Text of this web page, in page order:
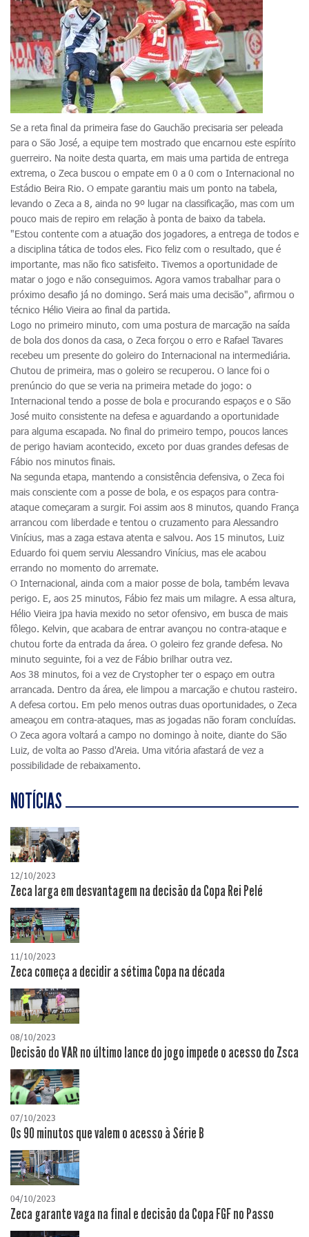
Se a reta final da primeira fase do Gauchão precisaria ser peleada
para o São José, a equipe tem mostrado que encarnou este espírito
guerreiro. Na noite desta quarta, em mais uma partida de entrega
extrema, o Zeca buscou o empate em 0 a 0 com o Internacional no
Estádio Beira Rio. O empate garantiu mais um ponto na tabela,
levando o Zeca a 8, ainda no 9º lugar na classificação, mas com um
pouco mais de repiro em relação à ponta de baixo da tabela.
"Estou contente com a atuação dos jogadores, a entrega de todos e
a disciplina tática de todos eles. Fico feliz com o resultado, que é
importante, mas não fico satisfeito. Tivemos a oportunidade de
matar o jogo e não conseguimos. Agora vamos trabalhar para o
próximo desafio já no domingo. Será mais uma decisão", afirmou o
técnico Hélio Vieira ao final da partida.
Logo no primeiro minuto, com uma postura de marcação na saída
de bola dos donos da casa, o Zeca forçou o erro e Rafael Tavares
recebeu um presente do goleiro do Internacional na intermediária.
Chutou de primeira, mas o goleiro se recuperou. O lance foi o
prenúncio do que se veria na primeira metade do jogo: o
Internacional tendo a posse de bola e procurando espaços e o São
José muito consistente na defesa e aguardando a oportunidade
para alguma escapada. No final do primeiro tempo, poucos lances
de perigo haviam acontecido, exceto por duas grandes defesas de
Fábio nos minutos finais.
Na segunda etapa, mantendo a consistência defensiva, o Zeca foi
mais consciente com a posse de bola, e os espaços para contra-
ataque começaram a surgir. Foi assim aos 8 minutos, quando França
arrancou com liberdade e tentou o cruzamento para Alessandro
Vinícius, mas a zaga estava atenta e salvou. Aos 15 minutos, Luiz
Eduardo foi quem serviu Alessandro Vinícius, mas ele acabou
errando no momento do arremate.
O Internacional, ainda com a maior posse de bola, também levava
perigo. E, aos 25 minutos, Fábio fez mais um milagre. A essa altura,
Hélio Vieira jpa havia mexido no setor ofensivo, em busca de mais
fôlego. Kelvin, que acabara de entrar avançou no contra-ataque e
chutou forte da entrada da área. O goleiro fez grande defesa. No
minuto seguinte, foi a vez de Fábio brilhar outra vez.
Aos 38 minutos, foi a vez de Crystopher ter o espaço em outra
arrancada. Dentro da área, ele limpou a marcação e chutou rasteiro.
A defesa cortou. Em pelo menos outras duas oportunidades, o Zeca
ameaçou em contra-ataques, mas as jogadas não foram concluídas.
O Zeca agora voltará a campo no domingo à noite, diante do São
Luiz, de volta ao Passo d'Areia. Uma vitória afastará de vez a
possibilidade de rebaixamento.
NOTÍCIAS
12/10/2023
Zeca larga em desvantagem na decisão da Copa Rei Pelé
11/10/2023
Zeca começa a decidir a sétima Copa na década
08/10/2023
Decisão do VAR no último lance do jogo impede o acesso do Zsca
07/10/2023
Os 90 minutos que valem o acesso à Série B
04/10/2023
Zeca garante vaga na final e decisão da Copa FGF no Passo